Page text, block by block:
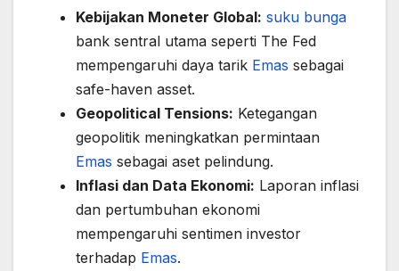
Kebijakan Moneter Global: suku bunga
bank sentral utama seperti The Fed
mempengaruhi daya tarik Emas sebagai
safe-haven asset.
Geopolitical Tensions: Ketegangan
geopolitik meningkatkan permintaan
Emas sebagai aset pelindung.
Inflasi dan Data Ekonomi: Laporan inflasi
dan pertumbuhan ekonomi
mempengaruhi sentimen investor
terhadap Emas.